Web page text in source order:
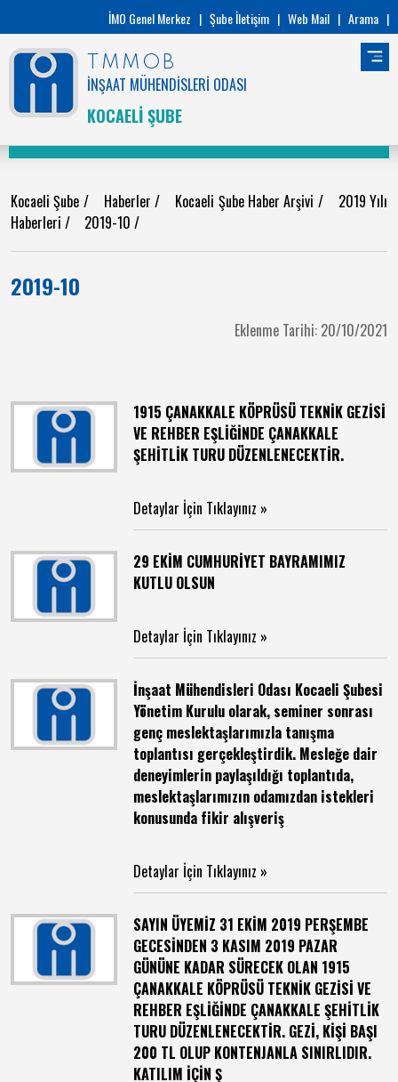
İMO Genel Merkez | Şube İletişim | Web Mail | Arama |
TMMOB
İNŞAAT MÜHENDİSLERİ ODASI
KOCAELİ ŞUBE
Kocaeli Şube / Haberler/ Kocaeli Şube Haber Arşivi / 2019 Yılı
Haberleri / 2019-10 /
2019-10
Eklenme Tarihi: 20/10/2021
1915 ÇANAKKALE KÖPRÜSÜ TEKNİK GEZİSİ
VE REHBER EŞLİĞİNDE ÇANAKKALE
ŞEHİTLİK TURU DÜZENLENECEKTİR.
Detaylar İçin Tıklayınız »
29 EKİM CUMHURİYET BAYRAMIMIZ
KUTLU OLSUN
Detaylar İçin Tıklayınız »
İnşaat Mühendisleri Odası Kocaeli Şubesi
Yönetim Kurulu olarak, seminer sonrası
genç meslektaşlarımızla tanışma
toplantısı gerçekleştirdik. Mesleğe dair
deneyimlerin paylaşıldığı toplantıda,
meslektaşlarımızın odamızdan istekleri
konusunda fikir alışveriş
Detaylar İçin Tıklayınız »
SAYIN ÜYEMİZ 31 EKİM 2019 PERŞEMBE
GECESİNDEN 3 KASIM 2019 PAZAR
GÜNÜNE KADAR SÜRECEK OLAN 1915
ÇANAKKALE KÖPRÜSÜ TEKNİK GEZİSİ VE
REHBER EŞLİĞİNDE ÇANAKKALE ŞEHİTLİK
TURU DÜZENLENECEKTİR. GEZİ, KİŞİ BAŞI
200 TL OLUP KONTENJANLA SINIRLIDIR.
KATILIM İÇİN Ş